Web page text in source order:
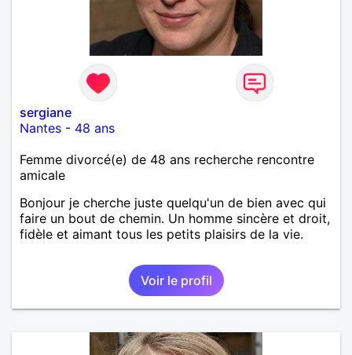
sergiane
Nantes - 48 ans
Femme divorcé(e) de 48 ans recherche rencontre
amicale
Bonjour je cherche juste quelqu'un de bien avec qui
faire un bout de chemin. Un homme sincère et droit,
fidèle et aimant tous les petits plaisirs de la vie.
Voir le profil